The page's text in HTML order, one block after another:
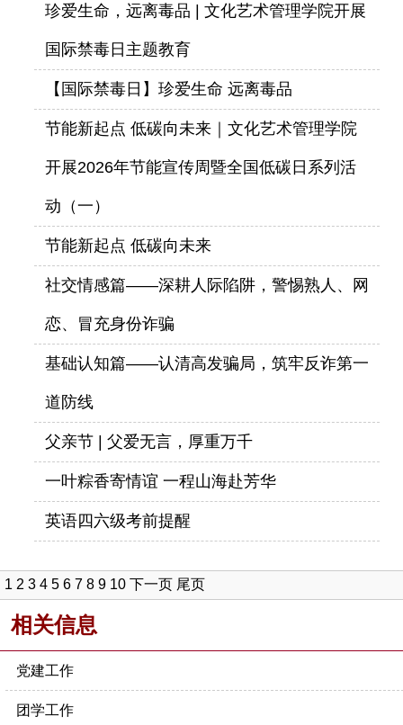
珍爱生命，远离毒品 | 文化艺术管理学院开展
国际禁毒日主题教育
【国际禁毒日】珍爱生命 远离毒品
节能新起点 低碳向未来｜文化艺术管理学院
开展2026年节能宣传周暨全国低碳日系列活
动（一）
节能新起点 低碳向未来
社交情感篇——深耕人际陷阱，警惕熟人、网
恋、冒充身份诈骗
基础认知篇——认清高发骗局，筑牢反诈第一
道防线
父亲节 | 父爱无言，厚重万千
一叶粽香寄情谊 一程山海赴芳华
英语四六级考前提醒
1 2 3 4 5 6 7 8 9 10 下一页 尾页
相关信息
党建工作
团学工作